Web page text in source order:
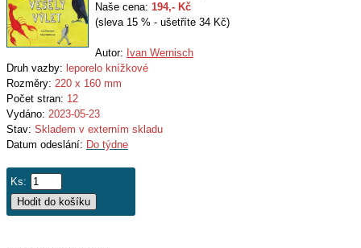
Naše cena: 194,- Kč
(sleva 15 % - ušetříte 34 Kč)
Autor: Ivan Wernisch
Druh vazby: leporelo knížkové
Rozměry: 220 x 160 mm
Počet stran: 12
Vydáno: 2023-05-23
Stav: Skladem v externím skladu
Datum odeslání: Do týdne
Ks: